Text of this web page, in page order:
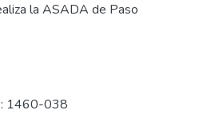
la ASADA de Paso
1460-038